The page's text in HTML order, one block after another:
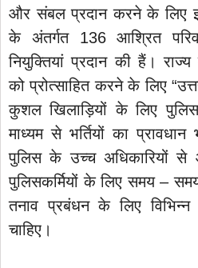
और संबल प्रदान करने के लिए
के अंतर्गत 136 आश्रित
नियुक्तियां प्रदान की हैं। राज्य
को प्रोत्साहित करने के लिए
कुशल खिलाड़ियों के लिए
माध्यम से भर्तियों का
पुलिस के उच्च अधिकारियों
पुलिसकर्मियों के लिए समय –
तनाव प्रबंधन के लिए
चाहिए।